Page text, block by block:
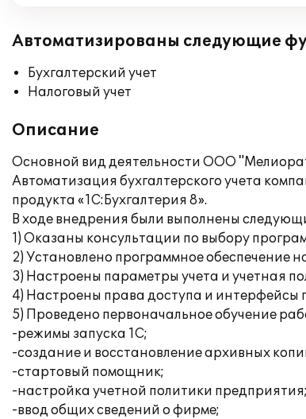
Автоматизированы следующие
Бухгалтерский учет
Налоговый учет
Описание
Основной вид деятельности ООО
Автоматизация бухгалтерского учета
продукта «1С:Бухгалтерия 8».
В ходе внедрения были выполнены
1) Оказаны консультации по выбору
2) Установлено программное обеспечение
3) Настроены параметры учета и учетная
4) Настроены права доступа и интерфейсы
5) Проведено первоначальное обучение
-режимы запуска 1С;
-создание и восстановление архивных
-стартовый помощник;
-настройка учетной политики предприятия;
-ввод общих сведений о фирме;